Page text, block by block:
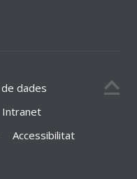
dades
Intranet
Accessibilitat